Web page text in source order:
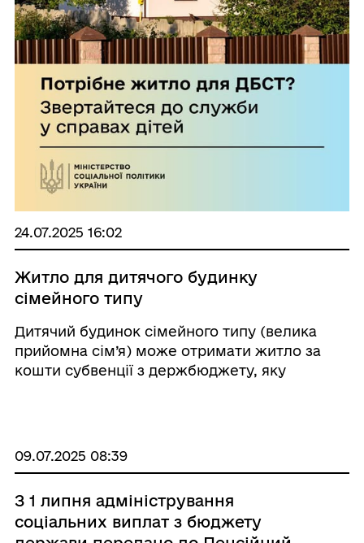
24.07.2025 16:02
Житло для дитячого будинку
сімейного типу
Дитячий будинок сімейного типу (велика
прийомна сім’я) може отримати житло за
кошти субвенції з держбюджету, яку
...
09.07.2025 08:39
З 1 липня адміністрування
соціальних виплат з бюджету